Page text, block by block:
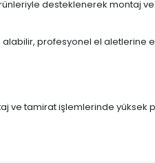
desteklenerek montaj
alabilir, profesyonel el aletlerine
ve tamirat işlemlerinde yüksek